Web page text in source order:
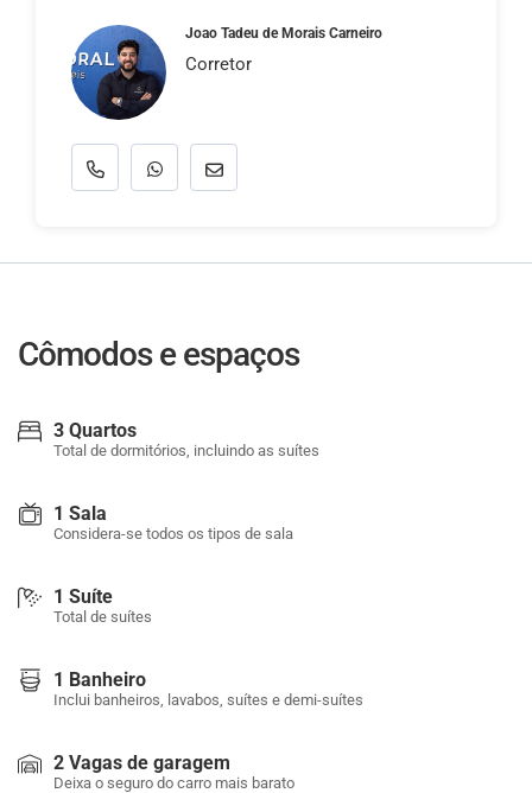
Joao Tadeu de Morais Carneiro
Corretor
Cômodos e espaços
3 Quartos
Total de dormitórios, incluindo as suítes
1 Sala
Considera-se todos os tipos de sala
1 Suíte
Total de suítes
1 Banheiro
Inclui banheiros, lavabos, suítes e demi-suítes
2 Vagas de garagem
Deixa o seguro do carro mais barato